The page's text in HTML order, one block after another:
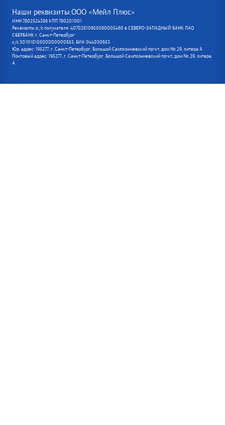
Наши реквизиты:ООО «Мейл Плюс»
ИНН 7802524386 КПП 780201001
Реквизиты р /с получателя: 40702810955080005460 в СЕВЕРО-ЗАПАДНЫЙ БАНК ПАО
СБЕРБАНК г. Санкт-Петербург
к/с 30101810500000000653, БИК 044030653
Юр. адрес: 195277, г. Санкт-Петербург, Большой Сампсониевский пр-кт, дом № 29, литера А
Почтовый адрес: 195277, г. Санкт-Петербург, Большой Сампсониевский пр-кт, дом № 29, литера
А